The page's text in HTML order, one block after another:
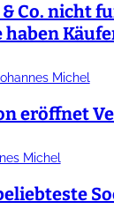
Co. nicht
haben
Michel
eröffnet
Michel